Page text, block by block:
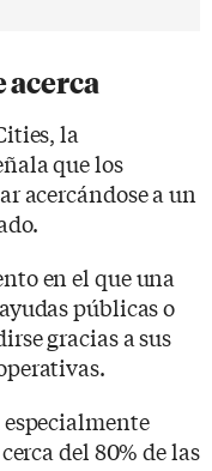
acerca
la
que los
acercándose a un
en el que una
públicas o
gracias a sus
del 80% de las